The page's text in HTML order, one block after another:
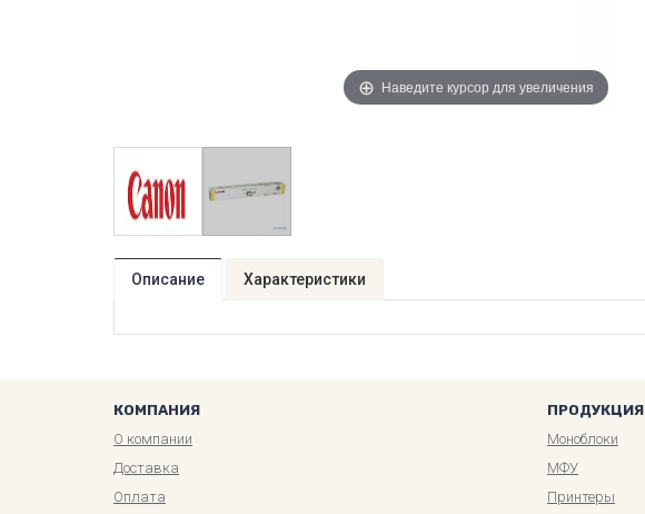
Наведите курсор для увеличения
Описание Характеристики
КОМПАНИЯ
О компании
Доставка
Оплата
ПРОДУКЦИЯ
Моноблоки
МФУ
Принтеры